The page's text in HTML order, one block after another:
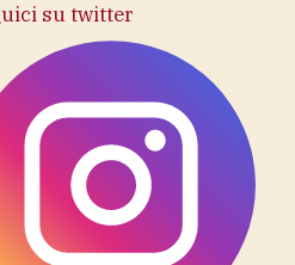
su twitter